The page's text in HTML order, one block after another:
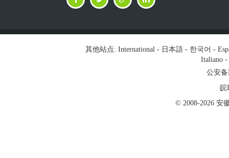
其他站点: International- 日本語- 한국어 -
Italiano-
公安备
皖
© 2008-2026 安